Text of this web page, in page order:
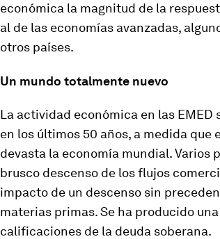
económica la magnitud de la
al de las economías avanzadas,
otros países.
Un mundo totalmente nuevo
La actividad económica en las
en los últimos 50 años, a medida que
devasta la economía mundial. Varios
brusco descenso de los flujos
impacto de un descenso sin
materias primas. Se ha producido
calificaciones de la deuda soberana.